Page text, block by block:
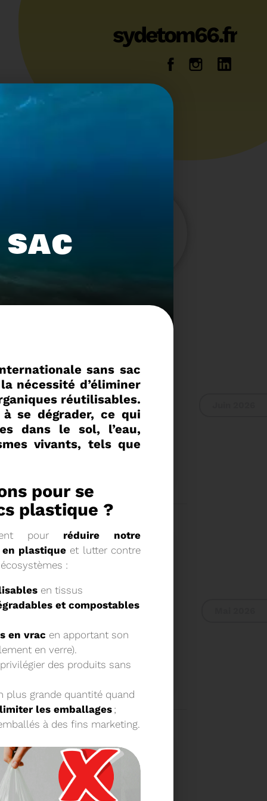
sydetom66.fr
Energie
DU SYDETOM66
DU COMITÉ
9H30
sans sac
nécessité d’éliminer
réutilisables.
se dégrader, ce qui
dans le sol, l’eau,
vivants, tels que
pour se
plastique
pour réduire notre
en plastique et lutter contre
:
en tissus
et compostables
en vrac en apportant son
en verre).
des produits sans
plus grande quantité quand
limiter les emballages ;
à des fins marketing.